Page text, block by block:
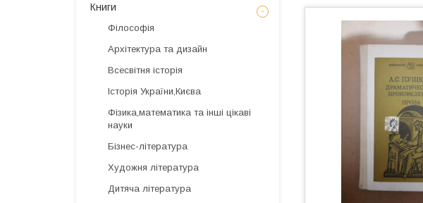
Книги
Філософія
Архітектура та дизайн
Всесвітня історія
Історія України,Києва
Фізика,математика та інші цікаві
науки
Бізнес-література
Художня література
Дитяча література